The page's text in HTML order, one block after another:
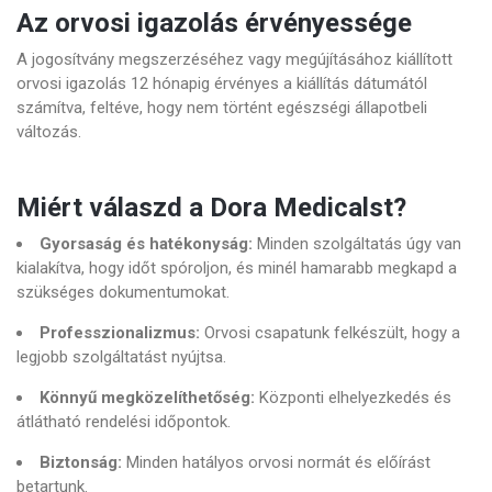
Az orvosi igazolás érvényessége
A jogosítvány megszerzéséhez vagy megújításához kiállított
orvosi igazolás 12 hónapig érvényes a kiállítás dátumától
számítva, feltéve, hogy nem történt egészségi állapotbeli
változás.
Miért válaszd a Dora Medicalst?
Gyorsaság és hatékonyság: Minden szolgáltatás úgy van
kialakítva, hogy időt spóroljon, és minél hamarabb megkapd a
szükséges dokumentumokat.
Professzionalizmus: Orvosi csapatunk felkészült, hogy a
legjobb szolgáltatást nyújtsa.
Könnyű megközelíthetőség: Központi elhelyezkedés és
átlátható rendelési időpontok.
Biztonság: Minden hatályos orvosi normát és előírást
betartunk.